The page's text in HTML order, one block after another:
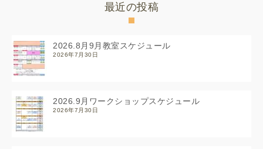
最近の投稿
2026.8月9月教室スケジュール
2026年7月30日
2026.9月ワークショップスケジュール
2026年7月30日